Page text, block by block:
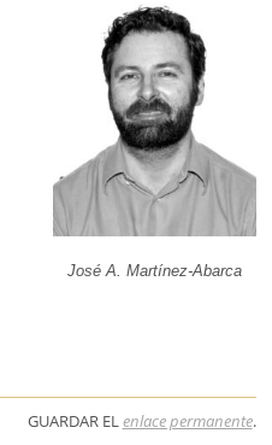
José A. Martínez-Abarca
GUARDAR ELenlace permanente.